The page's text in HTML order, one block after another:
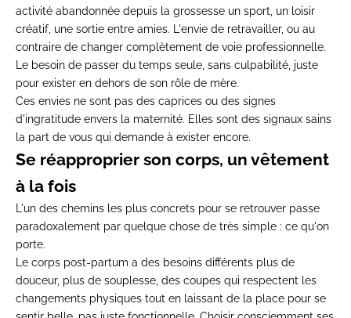
activité abandonnée depuis la grossesse un sport, un loisir
créatif, une sortie entre amies. L'envie de retravailler, ou au
contraire de changer complètement de voie professionnelle.
Le besoin de passer du temps seule, sans culpabilité, juste
pour exister en dehors de son rôle de mère.
Ces envies ne sont pas des caprices ou des signes
d'ingratitude envers la maternité. Elles sont des signaux sains
la part de vous qui demande à exister encore.
Se réapproprier son corps, un vêtement
à la fois
L 'un des chemins les plus concrets pour se retrouver passe
paradoxalement par quelque chose de très simple : ce qu'on
porte.
Le corps post-partum a des besoins différents plus de
douceur, plus de souplesse, des coupes qui respectent les
changements physiques tout en laissant de la place pour se